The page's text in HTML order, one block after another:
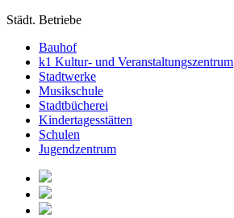
Städt. Betriebe
Bauhof
k1 Kultur- und Veranstaltungszentrum
Stadtwerke
Musikschule
Stadtbücherei
Kindertagesstätten
Schulen
Jugendzentrum